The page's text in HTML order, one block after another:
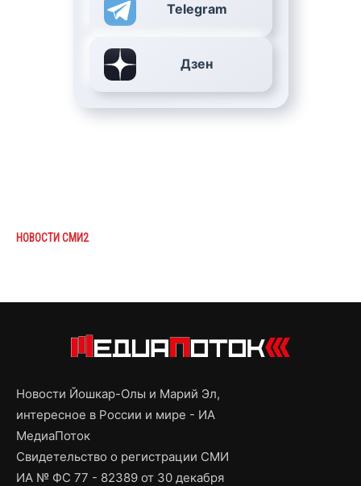
Telegram
Дзен
НОВОСТИ СМИ2
Новости Йошкар-Олы и Марий Эл,
интересное в России и мире - ИА
МедиаПоток
Свидетельство о регистрации СМИ
ИА № ФС 77 - 82389 от 30 декабря